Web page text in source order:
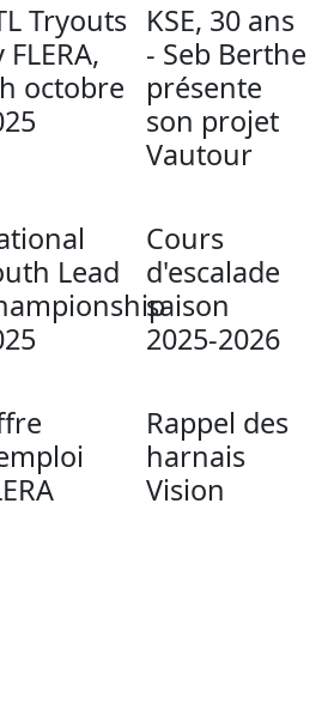
Tryouts
FLERA,
octobre
KSE, 30 ans
- Seb Berthe
présente
son projet
Vautour
Lead
Cours
d'escalade
saison
2025-2026
Rappel des
harnais
Vision